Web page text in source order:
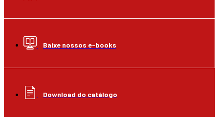
Baixe nossos e-books
Download do catálogo